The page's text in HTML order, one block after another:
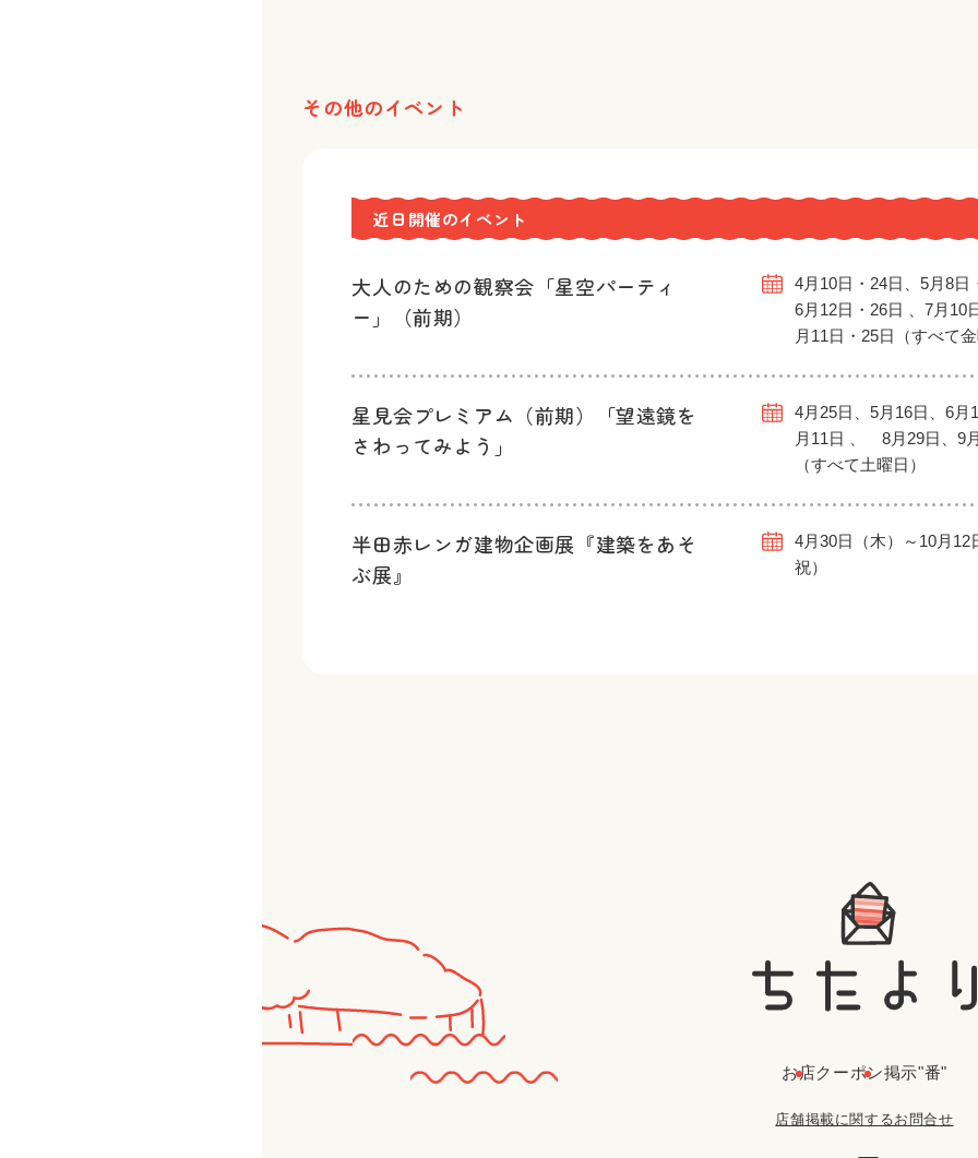
その他のイベント
近日開催のイベント
大人のための観察会「星空パーティ
ー」（前期）
4月10日・24日、5月8日
6月12日・26日 、7月
月11日・25日（すべて
星見会プレミアム（前期）「望遠鏡を
さわってみよう」
4月25日、5月16日、6月
月11日 、 8月29日、9
（すべて土曜日）
半田赤レンガ建物企画展『建築をあそ
ぶ展』
4月30日（木）～10月12
祝）
お店クーポン掲示"番"
店舗掲載に関するお問合せ